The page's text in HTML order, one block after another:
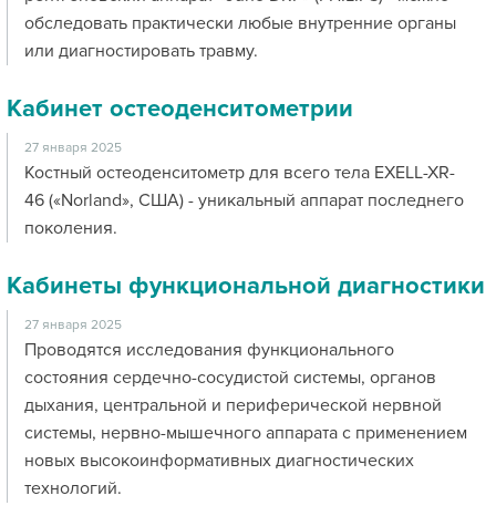
обследовать практически любые внутренние органы
или диагностировать травму.
Кабинет остеоденситометрии
27 января 2025
Костный остеоденситометр для всего тела EXELL-XR-
46 («Norland», США) - уникальный аппарат последнего
поколения.
Кабинеты функциональной диагностики
27 января 2025
Проводятся исследования функционального
состояния сердечно-сосудистой системы, органов
дыхания, центральной и периферической нервной
системы, нервно-мышечного аппарата с применением
новых высокоинформативных диагностических
технологий.